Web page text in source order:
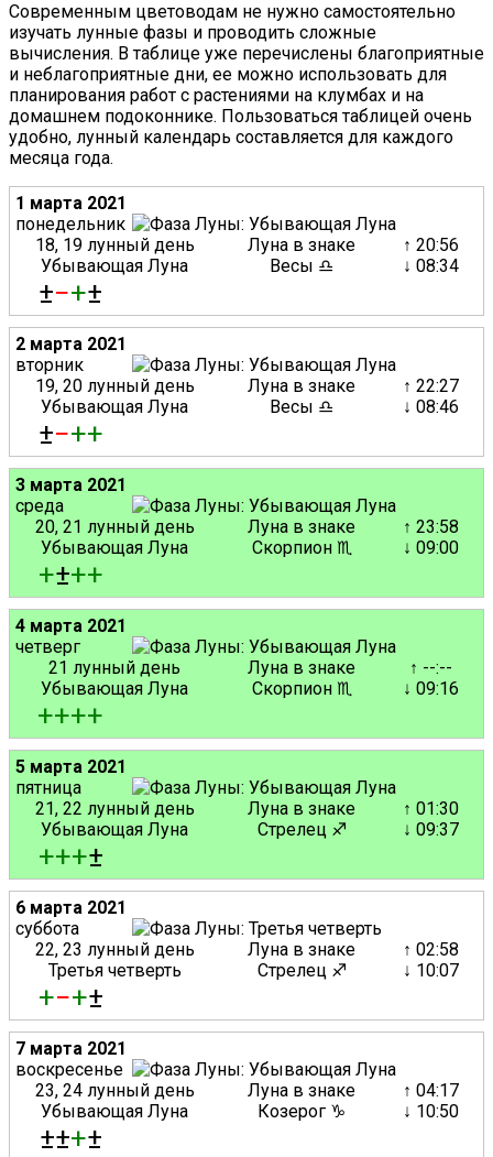
Современным цветоводам не нужно самостоятельно
изучать лунные фазы и проводить сложные
вычисления. В таблице уже перечислены благоприятные
и неблагоприятные дни, ее можно использовать для
планирования работ с растениями на клумбах и на
домашнем подоконнике. Пользоваться таблицей очень
удобно, лунный календарь составляется для каждого
месяца года.
1 марта 2021
понедельник
18, 19 лунный день
Убывающая Луна
Луна в знаке
Весы ♎
↑ 20:56
↓ 08:34
±−+±
2 марта 2021
вторник
19, 20 лунный день
Убывающая Луна
Луна в знаке
Весы ♎
↑ 22:27
↓ 08:46
±−++
3 марта 2021
среда
20, 21 лунный день
Убывающая Луна
Луна в знаке
Скорпион ♏
↑ 23:58
↓ 09:00
+±++
4 марта 2021
четверг
21 лунный день
Убывающая Луна
Луна в знаке
Скорпион ♏
↑ --:--
↓ 09:16
++++
5 марта 2021
пятница
21, 22 лунный день
Убывающая Луна
Луна в знаке
Стрелец ♐
↑ 01:30
↓ 09:37
+++±
6 марта 2021
суббота
22, 23 лунный день
Третья четверть
Луна в знаке
Стрелец ♐
↑ 02:58
↓ 10:07
+−+±
7 марта 2021
воскресенье
23, 24 лунный день
Убывающая Луна
Луна в знаке
Козерог ♑
↑ 04:17
↓ 10:50
±±+±